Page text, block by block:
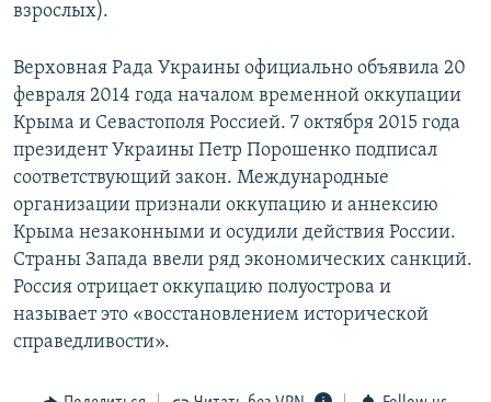
взрослых).
Верховная Рада Украины официально объявила 20
февраля 2014 года началом временной оккупации
Крыма и Севастополя Россией. 7 октября 2015 года
президент Украины Петр Порошенко подписал
соответствующий закон. Международные
организации признали оккупацию и аннексию
Крыма незаконными и осудили действия России.
Страны Запада ввели ряд экономических санкций.
Россия отрицает оккупацию полуострова и
называет это «восстановлением исторической
справедливости».